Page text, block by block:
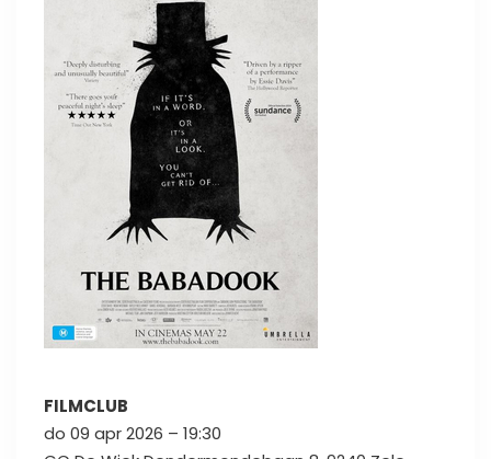
FILMCLUB
do 09 apr 2026 – 19:30